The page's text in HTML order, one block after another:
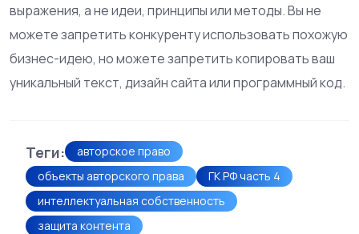
выражения, а не идеи, принципы или методы. Вы не
можете запретить конкуренту использовать похожую
бизнес-идею, но можете запретить копировать ваш
уникальный текст, дизайн сайта или программный код.
Теги:
авторское право
объекты авторского права
ГК РФ часть 4
интеллектуальная собственность
защита контента